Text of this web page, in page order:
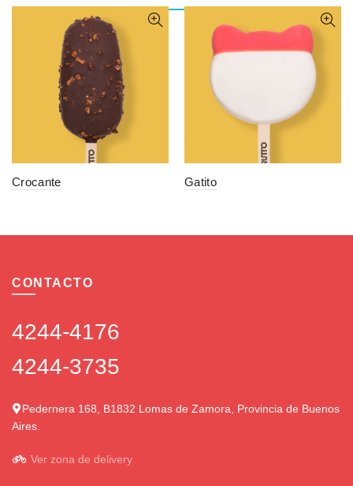
Crocante Gatito
CONTACTO
4244-4176
4244-3735
Pedernera 168, B1832 Lomas de Zamora, Provincia de Buenos
Aires.
Ver zona de delivery